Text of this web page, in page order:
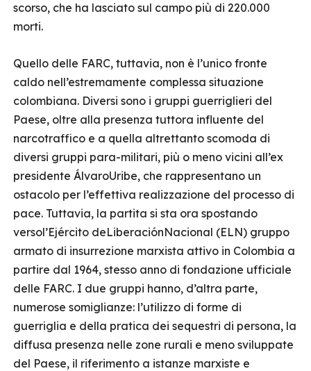
scorso, che ha lasciato sul campo più di 220.000
morti.
Quello delle FARC, tuttavia, non è l’unico fronte
caldo nell’estremamente complessa situazione
colombiana. Diversi sono i gruppi guerriglieri del
Paese, oltre alla presenza tuttora influente del
narcotraffico e a quella altrettanto scomoda di
diversi gruppi para-militari, più o meno vicini all’ex
presidente ÁlvaroUribe, che rappresentano un
ostacolo per l’effettiva realizzazione del processo di
pace. Tuttavia, la partita si sta ora spostando
versol’Ejército deLiberaciónNacional (ELN) gruppo
armato di insurrezione marxista attivo in Colombia a
partire dal 1964, stesso anno di fondazione ufficiale
delle FARC. I due gruppi hanno, d’altra parte,
numerose somiglianze: l’utilizzo di forme di
guerriglia e della pratica dei sequestri di persona, la
diffusa presenza nelle zone rurali e meno sviluppate
del Paese, il riferimento a istanze marxiste e